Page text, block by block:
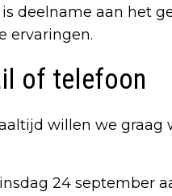
deelname aan het
ervaringen.
of telefoon
willen we
24 september